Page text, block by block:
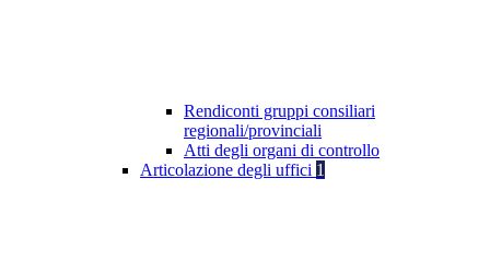
Rendiconti gruppi consiliari
regionali/provinciali
Atti degli organi di controllo
Articolazione degli uffici 1